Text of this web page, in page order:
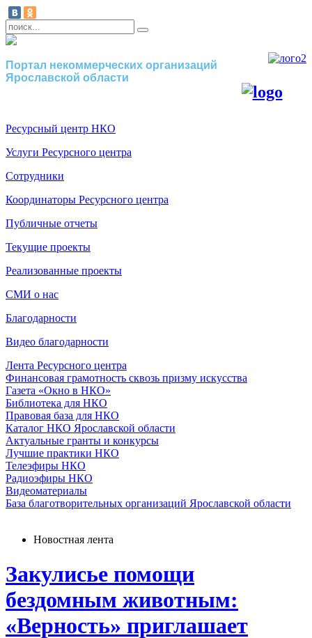
Портал некоммерческих организаций
Ярославской области
Ресурсный центр НКО
Услуги Ресурсного центра
Сотрудники
Координаторы Ресурсного центра
Публичные отчеты
Текущие проекты
Реализованные проекты
СМИ о нас
Благодарности
Видео благодарности
Лента Ресурсного центра
Финансовая грамотность сквозь призму искусства
Газета «Окно в НКО»
Библиотека для НКО
Правовая база для НКО
Каталог НКО Ярославской области
Актуальные гранты и конкурсы
Лучшие практики НКО
Телеэфиры НКО
Радиоэфиры НКО
Видеоматериалы
База благотворительных организаций Ярославской области
Новостная лента
Закулисье помощи
бездомным животным:
«Верность» приглашает